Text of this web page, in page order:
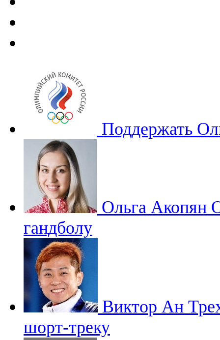
Поддержать
Ольга Акопян
гандболу
Виктор Ан
шорт-треку